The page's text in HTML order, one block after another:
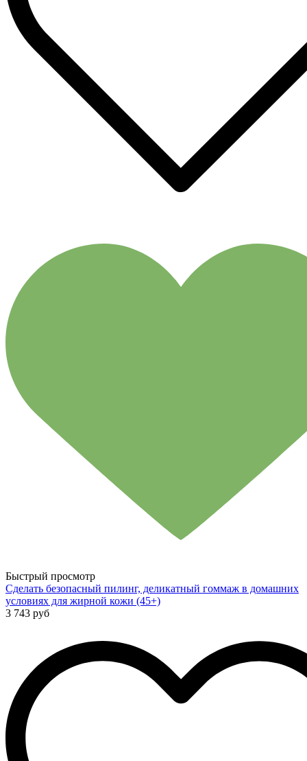
Быстрый просмотр
Сделать безопасный пилинг, деликатный гоммаж в домашних
условиях для жирной кожи (45+)
3 743 руб